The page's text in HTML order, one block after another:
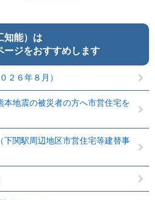
知能）は
ージをおすすめします
２６年８月）
本地震の被災者の方へ市営住宅を
下関駅周辺地区市営住宅等建替事